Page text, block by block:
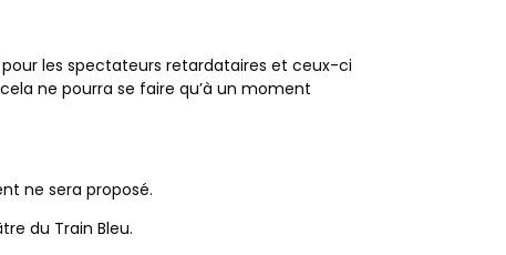
pour les spectateurs retardataires et ceux-ci
ne pourra se faire qu’à un moment
ne sera proposé.
du Train Bleu.